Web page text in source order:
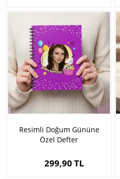
Resimli Doğum Gününe
Özel Defter
299,90 TL